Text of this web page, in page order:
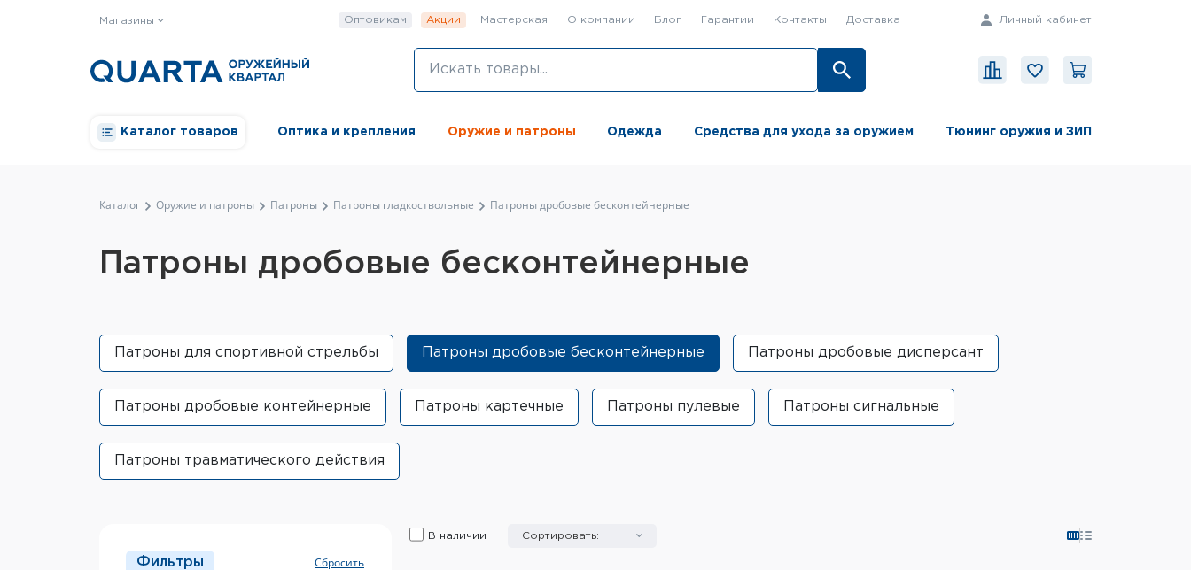
Магазины Оптовикам Акции Мастерская О компании Блог Гарантии Контакты Доставка Личный кабинет
Каталог товаров Оптика и крепления Оружие и патроны Одежда Средства для ухода за оружием Тюнинг оружия и ЗИП
Каталог Оружие и патроны Патроны Патроны гладкоствольные Патроны дробовые бесконтейнерные
Патроны дробовые бесконтейнерные
Патроны для спортивной стрельбы Патроны дробовые бесконтейнерные Патроны дробовые дисперсант
Патроны дробовые контейнерные Патроны картечные Патроны пулевые Патроны сигнальные
Патроны травматического действия
Фильтры
В наличии Сортировать: